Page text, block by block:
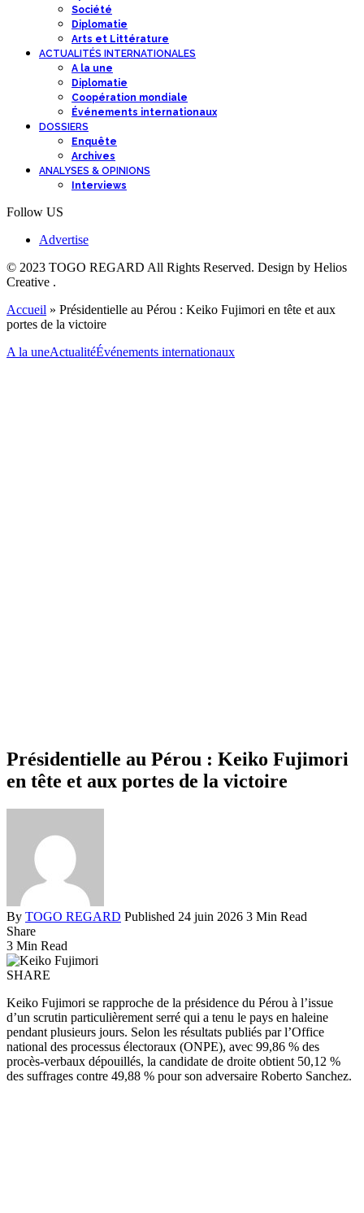
Société
Diplomatie
Arts et Littérature
ACTUALITÉS INTERNATIONALES
A la une
Diplomatie
Coopération mondiale
Événements internationaux
DOSSIERS
Enquête
Archives
ANALYSES & OPINIONS
Interviews
Follow US
Advertise
© 2023 TOGO REGARD All Rights Reserved. Design by Helios
Creative .
Accueil » Présidentielle au Pérou : Keiko Fujimori en tête et aux
portes de la victoire
A la uneActualitéÉvénements internationaux
Présidentielle au Pérou : Keiko Fujimori
en tête et aux portes de la victoire
By TOGO REGARD Published 24 juin 2026 3 Min Read
Share
3 Min Read
SHARE
Keiko Fujimori se rapproche de la présidence du Pérou à l’issue
d’un scrutin particulièrement serré qui a tenu le pays en haleine
pendant plusieurs jours. Selon les résultats publiés par l’Office
national des processus électoraux (ONPE), avec 99,86 % des
procès-verbaux dépouillés, la candidate de droite obtient 50,12 %
des suffrages contre 49,88 % pour son adversaire Roberto Sanchez.